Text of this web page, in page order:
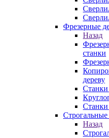
Фрезерные
Назад
станки
дереву
Станки
Строгальные
Назад